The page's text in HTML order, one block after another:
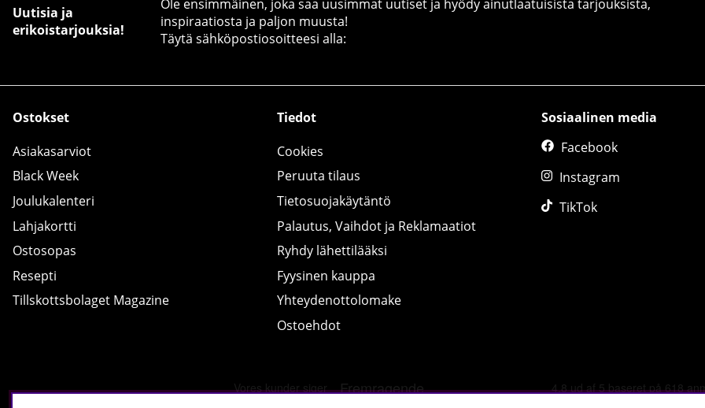
Uutisia ja
erikoistarjouksia!
Ole ensimmäinen, joka saa uusimmat uutiset ja hyödy ainutlaatuisista tarjouksista,
inspiraatiosta ja paljon muusta!
Täytä sähköpostiosoitteesi alla:
Ostokset
Asiakasarviot
Black Week
Joulukalenteri
Lahjakortti
Ostosopas
Resepti
Tillskottsbolaget Magazine
Tiedot
Cookies
Peruuta tilaus
Tietosuojakäytäntö
Palautus, Vaihdot ja Reklamaatiot
Ryhdy lähettilääksi
Fyysinen kauppa
Yhteydenottolomake
Ostoehdot
Sosiaalinen media
Facebook
Instagram
TikTok